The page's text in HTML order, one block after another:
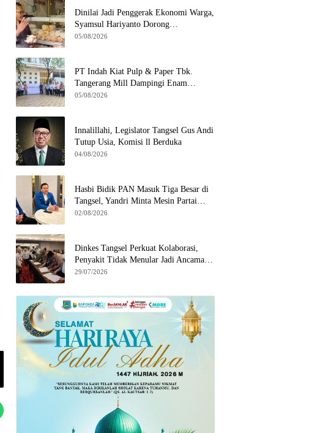
Dinilai Jadi Penggerak Ekonomi Warga,
Syamsul Hariyanto Dorong
Pengembangan Budidaya Jamur Crispy
05/08/2026
PT Indah Kiat Pulp & Paper Tbk.
Tangerang Mill Dampingi Enam
Wilayah Binaan
05/08/2026
Innalillahi, Legislator Tangsel Gus Andi
Tutup Usia, Komisi ll Berduka
04/08/2026
Hasbi Bidik PAN Masuk Tiga Besar di
Tangsel, Yandri Minta Mesin Partai
Bergerak
02/08/2026
Dinkes Tangsel Perkuat Kolaborasi,
Penyakit Tidak Menular Jadi Ancaman
Utama
29/07/2026